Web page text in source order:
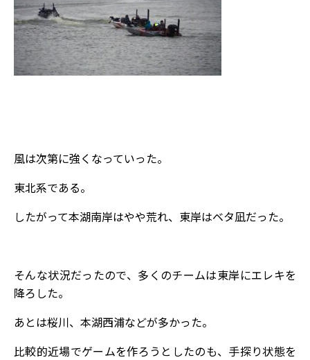
風は次第に強くなっていった。
東北系である。
したがって本湖南岸はやや荒れ、東岸はベタ凪だった。
そんな状況だったので、多くのチームは東岸にエレキを
降ろした。
あとは桜川、本湖西浦などが多かった。
比較的近場でゲームを作ろうとしたのも、手探り状態を